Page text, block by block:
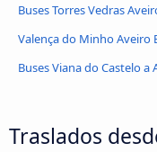
Buses Torres Vedras
Valença do Minho Aveiro
Buses Viana do Castelo a
Traslados